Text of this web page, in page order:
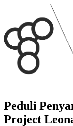
Peduli
Project